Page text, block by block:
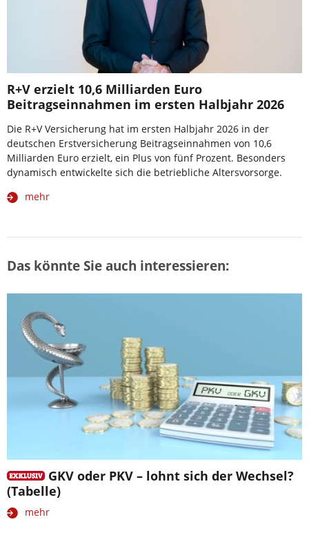
R+V erzielt 10,6 Milliarden Euro
Beitragseinnahmen im ersten Halbjahr 2026
Die R+V Versicherung hat im ersten Halbjahr 2026 in der
deutschen Erstversicherung Beitragseinnahmen von 10,6
Milliarden Euro erzielt, ein Plus von fünf Prozent. Besonders
dynamisch entwickelte sich die betriebliche Altersvorsorge.
mehr
Das könnte Sie auch interessieren:
GKV oder PKV – lohnt sich der Wechsel?
(Tabelle)
mehr